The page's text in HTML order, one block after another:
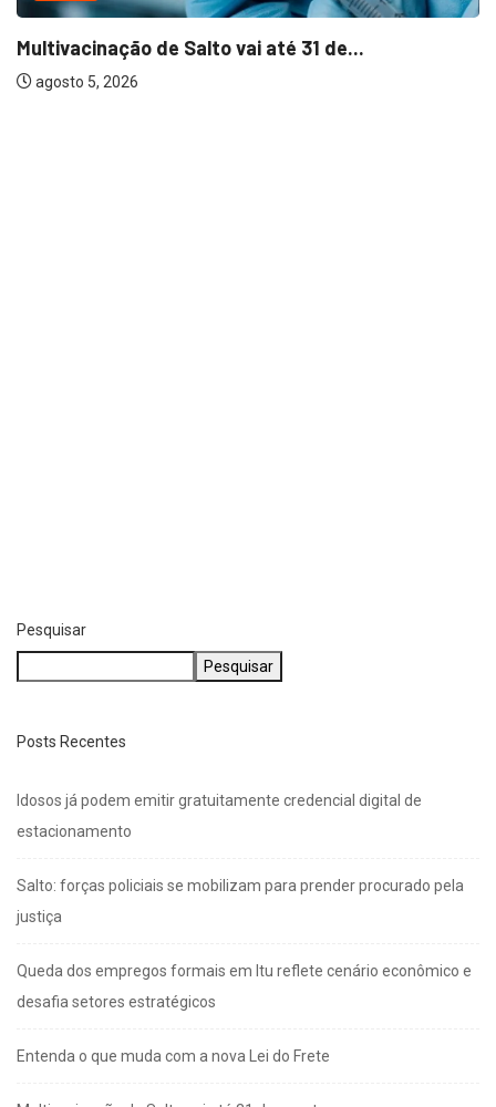
Multivacinação de Salto vai até 31 de...
agosto 5, 2026
Pesquisar
Pesquisar
Posts Recentes
Idosos já podem emitir gratuitamente credencial digital de
estacionamento
Salto: forças policiais se mobilizam para prender procurado pela
justiça
Queda dos empregos formais em Itu reflete cenário econômico e
desafia setores estratégicos
Entenda o que muda com a nova Lei do Frete